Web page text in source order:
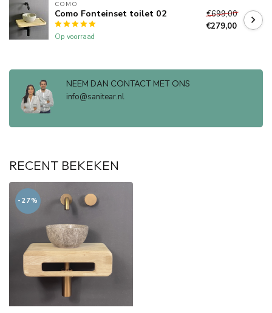
COMO
Como Fonteinset toilet 02
Op voorraad
€699,00
€279,00
NEEM DAN CONTACT MET ONS
info@sanitear.nl
RECENT BEKEKEN
-27%